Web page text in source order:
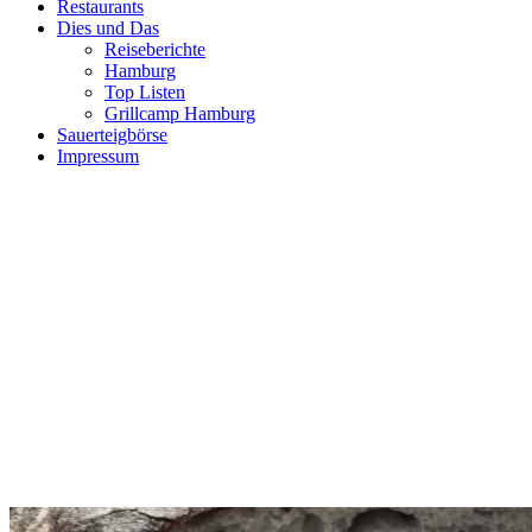
Restaurants
Dies und Das
Reiseberichte
Hamburg
Top Listen
Grillcamp Hamburg
Sauerteigbörse
Impressum